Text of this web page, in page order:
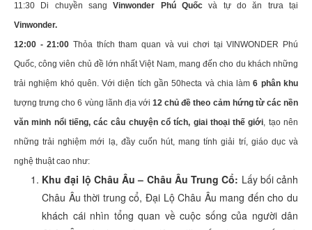
11:30 Di chuyền sangVinwonder Phú Quốc và tự do ăn trưa tại
Vinwonder.
12:00 - 21:00 Thỏa thích tham quan và vui chơi tại VINWONDER Phú
Quốc, công viên chủ đề lớn nhất Việt Nam, mang đến cho du khách những
trải nghiệm khó quên. Với diện tích gần 50hecta và chia làm6 phân khu
tượng trưng cho 6 vùng lãnh địa với 12 chủ đề theo cảm hứng từ các nền
văn minh nổi tiếng,các câu chuyện cổ tích, giai thoại thế giới, tạo nên
những trải nghiệm mới lạ, đầy cuốn hút, mang tính giải trí, giáo dục và
nghệ thuật cao như:
Khu đại lộ Châu Âu – Châu Âu Trung Cổ: Lấy bối cảnh
Châu Âu thời trung cổ, Đại Lộ Châu Âu mang đến cho du
khách cái nhìn tổng quan về cuộc sống của người dân